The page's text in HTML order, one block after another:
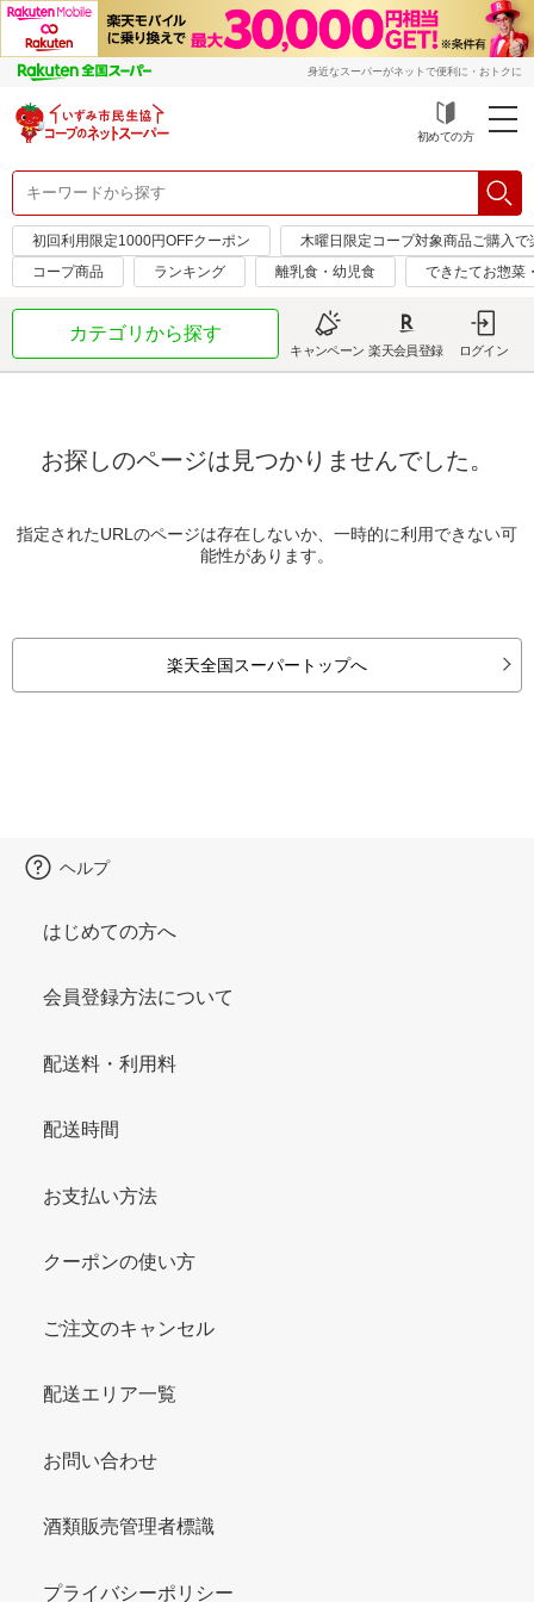
身近なスーパーがネットで便利に・おトクに
初めての方
初回利用限定1000円OFFクーポン
木曜日限定コープ対象商品ご購入
コープ商品
ランキング 離乳食・幼児食 できたてお惣菜
カテゴリから探す
キャンペーン 楽天会員登録 ログイン
お探しのページは見つかりませんでした。
指定されたURLのページは存在しないか、一時的に利用できない可
能性があります。
楽天全国スーパートップへ
ヘルプ
はじめての方へ
会員登録方法について
配送料・利用料
配送時間
お支払い方法
クーポンの使い方
ご注文のキャンセル
配送エリア一覧
お問い合わせ
酒類販売管理者標識
プライバシーポリシー